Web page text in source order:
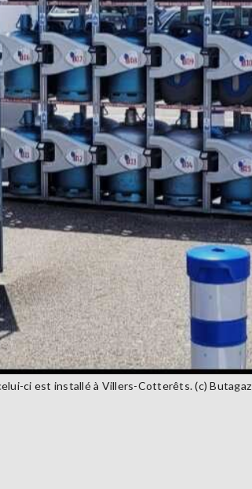
ci est installé à Villers-Cotterêts. (c) Butagaz